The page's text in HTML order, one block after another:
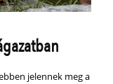
jelennek meg a